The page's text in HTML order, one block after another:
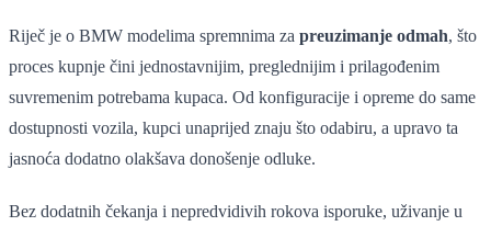
Riječ je o BMW modelima spremnima za preuzimanje odmah, što
proces kupnje čini jednostavnijim, preglednijim i prilagođenim
suvremenim potrebama kupaca. Od konfiguracije i opreme do same
dostupnosti vozila, kupci unaprijed znaju što odabiru, a upravo ta
jasnoća dodatno olakšava donošenje odluke.
Bez dodatnih čekanja i nepredvidivih rokova isporuke, uživanje u